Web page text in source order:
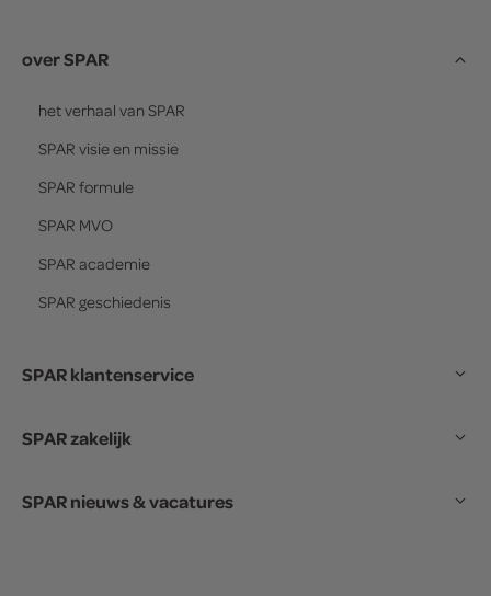
over SPAR
het verhaal van SPAR
SPAR visie en missie
SPAR formule
SPAR MVO
SPAR academie
SPAR geschiedenis
SPAR klantenservice
SPAR zakelijk
SPAR nieuws & vacatures